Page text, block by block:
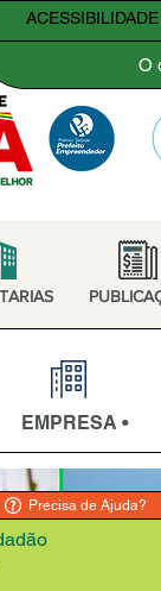
ACESSIBILIDADE
EMPRESA •
Precisa de Ajuda?